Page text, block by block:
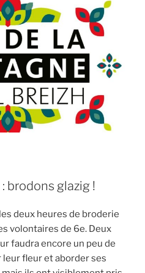
brodons glazig !
deux heures de broderie
volontaires de 6e. Deux
faudra encore un peu de
fleur et aborder ses